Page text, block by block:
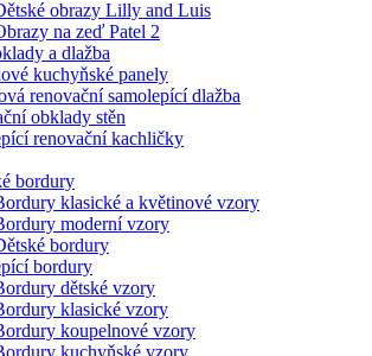
obrazy Lilly and Luis
na zeď Patel 2
a dlažba
kuchyňské panely
renovační samolepící dlažba
obklady stěn
renovační kachličky
bordury
klasické a květinové vzory
moderní vzory
bordury
bordury
dětské vzory
klasické vzory
koupelnové vzory
kuchyňské vzory